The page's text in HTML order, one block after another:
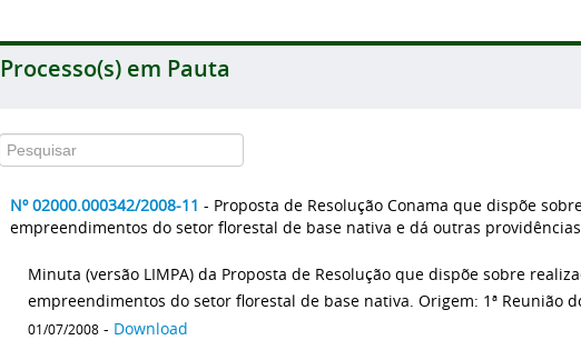
Processo(s) em Pauta
Nº 02000.000342/2008-11 - Proposta de Resolução Conama que dispõe
empreendimentos do setor florestal de base nativa e dá outras
Minuta (versão LIMPA) da Proposta de Resolução que dispõe sobre
empreendimentos do setor florestal de base nativa. Origem: 1ª Reunião
01/07/2008 - Download